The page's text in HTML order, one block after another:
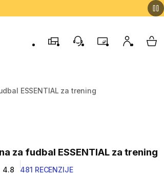
ProdavniceKorisnička podrška
ProgramMoj nalogMy
ESSENTIAL za trening
za fudbal ESSENTIAL za trening
4.8 from 481 Recenzije
481 RECENZIJE